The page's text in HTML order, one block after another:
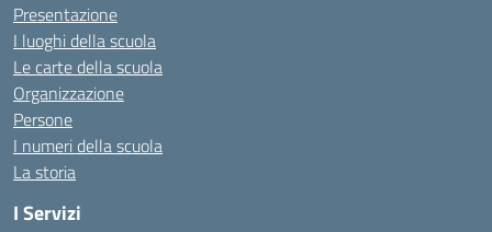
Presentazione
I luoghi della scuola
Le carte della scuola
Organizzazione
Persone
I numeri della scuola
La storia
I Servizi